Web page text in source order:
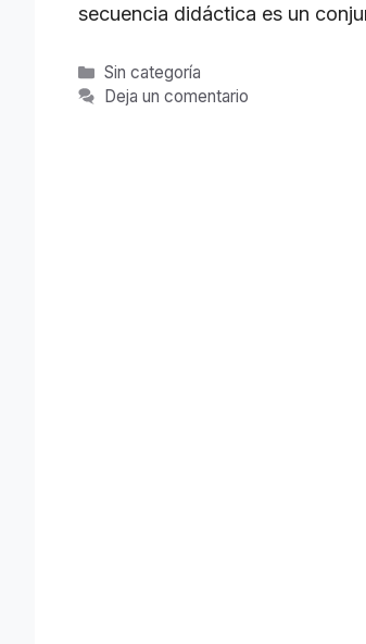
secuencia didáctica es un
Categorías
Sin categoría
Deja un comentario